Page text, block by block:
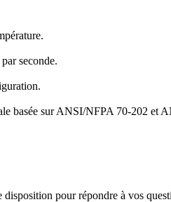
seconde.
basée sur ANSI/NFPA 70-202 et
pour répondre à vos